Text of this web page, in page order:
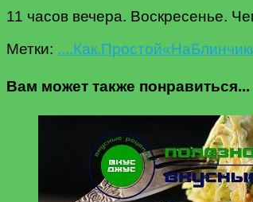
11 часов вечера. Воскресенье.
Метки: ....Как.Простой«На
Вам может также понравиться...